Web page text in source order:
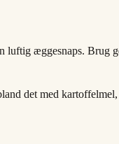
luftig æggesnaps. Brug
det med